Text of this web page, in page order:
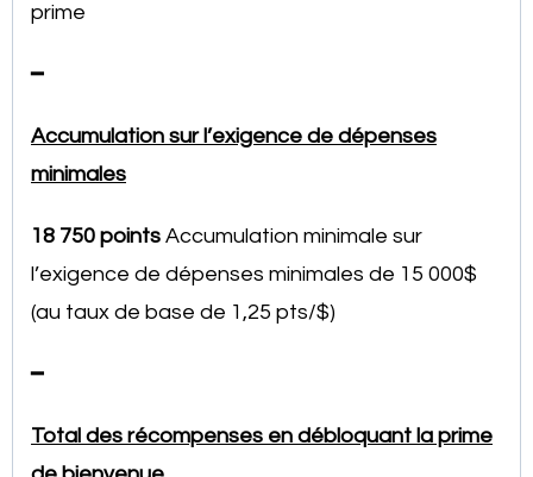
prime
━
Accumulation sur l’exigence de dépenses
minimales
18 750 points Accumulation minimale sur
l’exigence de dépenses minimales de 15 000$
(au taux de base de 1,25 pts/$)
━
Total des récompenses en débloquant la prime